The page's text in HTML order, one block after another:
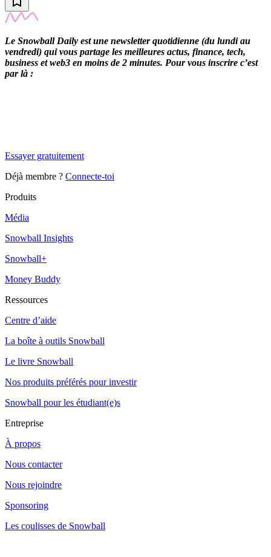
Le Snowball Daily est une newsletter quotidienne (du lundi au
vendredi) qui vous partage les meilleures actus, finance, tech,
business et web3 en moins de 2 minutes. Pour vous inscrire c’est
par là :
Essayer gratuitement
Déjà membre ? Connecte-toi
Produits
Média
Snowball Insights
Snowball+
Money Buddy
Ressources
Centre d’aide
La boîte à outils Snowball
Le livre Snowball
Nos produits préférés pour investir
Snowball pour les étudiant(e)s
Entreprise
À propos
Nous contacter
Nous rejoindre
Sponsoring
Les coulisses de Snowball